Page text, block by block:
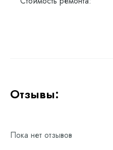
Отзывы:
Пока нет отзывов